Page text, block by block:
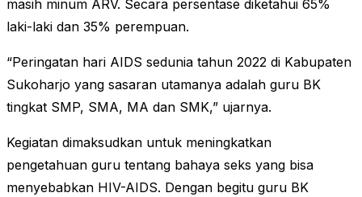
masih minum ARV. Secara persentase diketahui 65%
laki-laki dan 35% perempuan.
“Peringatan hari AIDS sedunia tahun 2022 di Kabupaten
Sukoharjo yang sasaran utamanya adalah guru BK
tingkat SMP, SMA, MA dan SMK,” ujarnya.
Kegiatan dimaksudkan untuk meningkatkan
pengetahuan guru tentang bahaya seks yang bisa
menyebabkan HIV-AIDS. Dengan begitu guru BK